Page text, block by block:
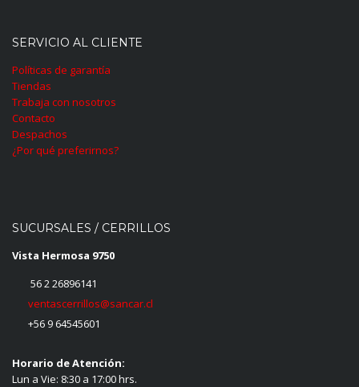
SERVICIO AL CLIENTE
Políticas de garantía
Tiendas
Trabaja con nosotros
Contacto
Despachos
¿Por qué preferirnos?
SUCURSALES / CERRILLOS
Vista Hermosa 9750
56 2 26896141
ventascerrillos@sancar.cl
+56 9 64545601
Horario de Atención:
Lun a Vie: 8:30 a 17:00 hrs.